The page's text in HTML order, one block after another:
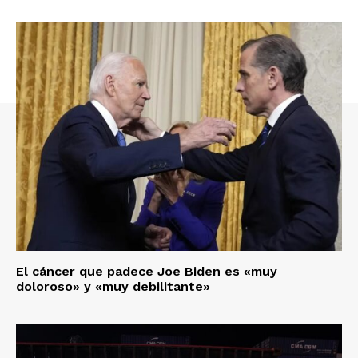
El cáncer que padece Joe Biden es «muy
doloroso» y «muy debilitante»